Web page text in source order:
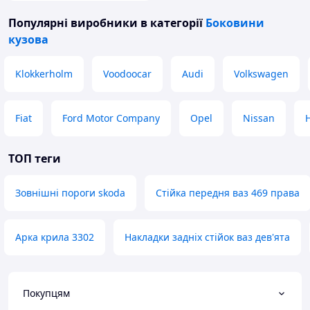
Популярні виробники в категорії Боковини
кузова
Klokkerholm Voodoocar Audi Volkswagen
Fiat Ford Motor Company Opel Nissan
ТОП теги
Зовнішні пороги skoda Стійка передня ваз 469 права
Арка крила 3302 Накладки задніх стійок ваз дев'ята
Покупцям